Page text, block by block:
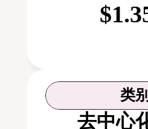
类别
去中心